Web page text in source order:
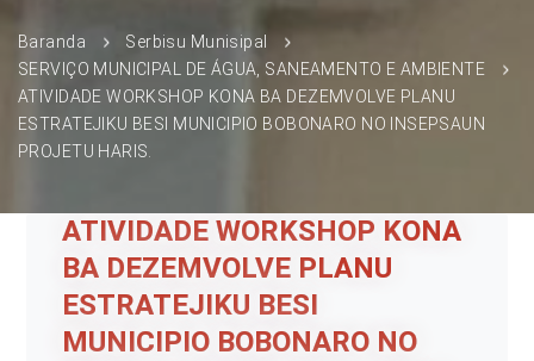
Baranda
Serbisu Munisipal
SERVIÇO MUNICIPAL DE ÁGUA, SANEAMENTO E AMBIENTE
ATIVIDADE WORKSHOP KONA BA DEZEMVOLVE PLANU
ESTRATEJIKU BESI MUNICIPIO BOBONARO NO INSEPSAUN
PROJETU HARIS.
ATIVIDADE WORKSHOP KONA
BA DEZEMVOLVE PLANU
ESTRATEJIKU BESI
MUNICIPIO BOBONARO NO